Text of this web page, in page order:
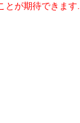
とが期待できます.